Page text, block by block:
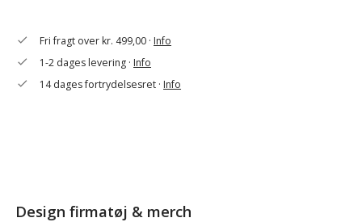
check Fri fragt over kr. 499,00 ·Info
check 1-2 dages levering ·Info
check 14 dages fortrydelsesret ·Info
Design firmatøj & merch